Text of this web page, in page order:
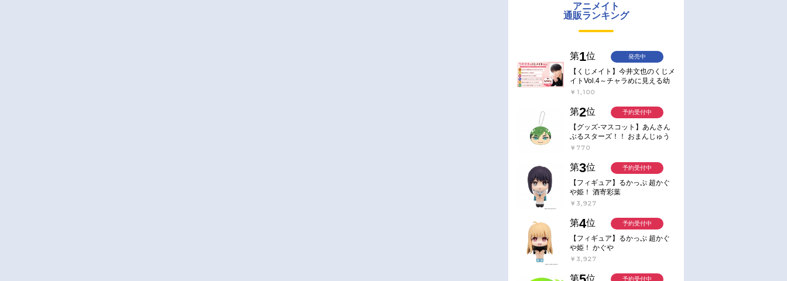
アニメイト
通販ランキング
第1位
【くじメイト】今井文也のくじメ
イトVol.4～チャラめに見える幼
馴染、実は一途で独占欲が強いん
￥1,100
発売中
第2位
【グッズ-マスコット】あんさん
ぶるスターズ！！ おまんじゅう
にぎにぎマスコット ねくすと2
￥770
予約受付中
第3位
【フィギュア】るかっぷ 超かぐ
や姫！ 酒寄彩葉
￥3,927
予約受付中
第4位
【フィギュア】るかっぷ 超かぐ
や姫！ かぐや
￥3,927
予約受付中
第 位 予約受付中